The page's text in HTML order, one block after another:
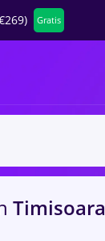
Gratis
Timisoara